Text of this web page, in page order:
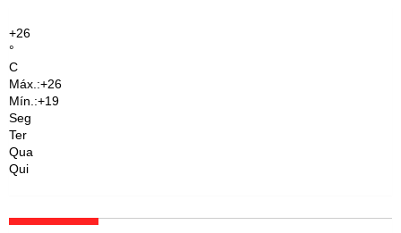
+26
°
C
Máx.:+26
Mín.:+19
Seg
Ter
Qua
Qui